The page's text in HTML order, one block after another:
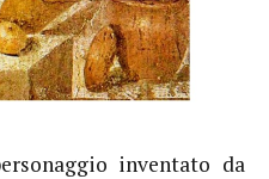
inventato da